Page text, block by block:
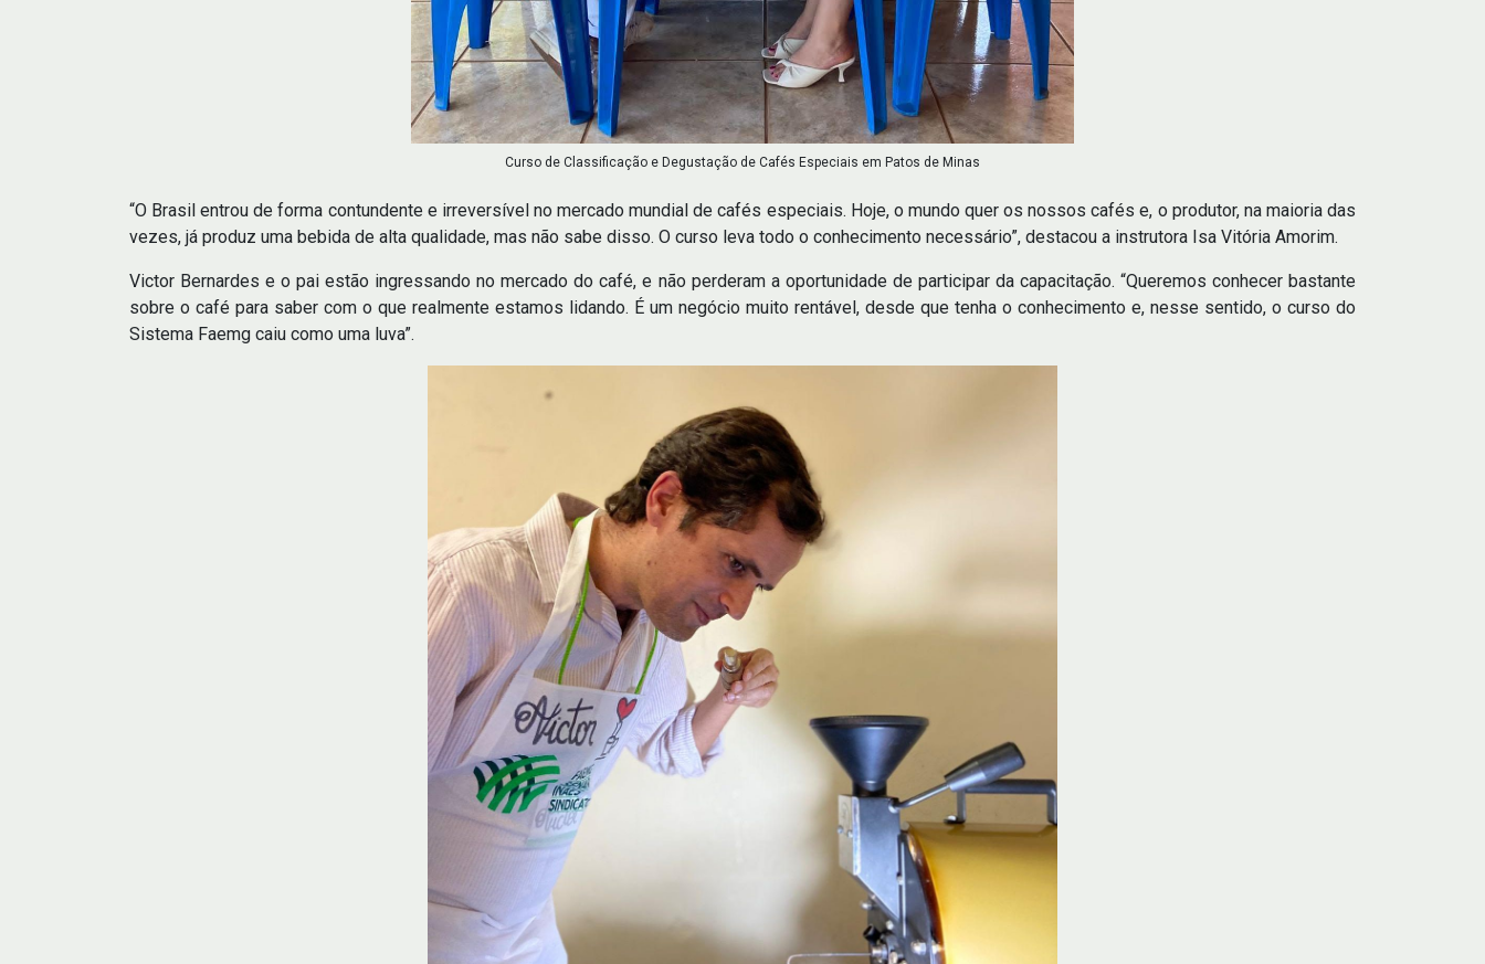
Curso de Classificação e Degustação de Cafés Especiais em Patos de Minas
“O Brasil entrou de forma contundente e irreversível no mercado mundial de cafés especiais. Hoje, o mundo quer os nossos cafés e, o produtor, na maioria das
vezes, já produz uma bebida de alta qualidade, mas não sabe disso. O curso leva todo o conhecimento necessário”, destacou a instrutora Isa Vitória Amorim.
Victor Bernardes e o pai estão ingressando no mercado do café, e não perderam a oportunidade de participar da capacitação. “Queremos conhecer bastante
sobre o café para saber com o que realmente estamos lidando. É um negócio muito rentável, desde que tenha o conhecimento e, nesse sentido, o curso do
Sistema Faemg caiu como uma luva”.